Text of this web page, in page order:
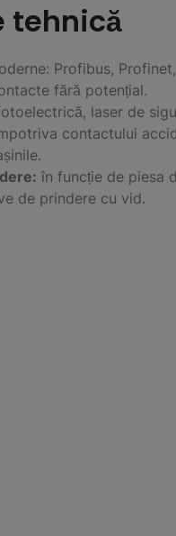
tehnică
Profibus,
fără potențial.
laser de
contactului
în funcție de piesa
de prindere cu vid.